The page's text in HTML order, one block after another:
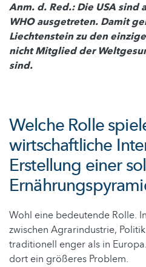
Anm. d. Red.: Die USA sind
WHO ausgetreten. Damit
Liechtenstein zu den
nicht Mitglied der
sind.
Welche Rolle
wirtschaftliche
Erstellung einer
Wohl eine bedeutende Rolle.
zwischen Agrarindustrie,
traditionell enger als in
dort ein größeres Problem.